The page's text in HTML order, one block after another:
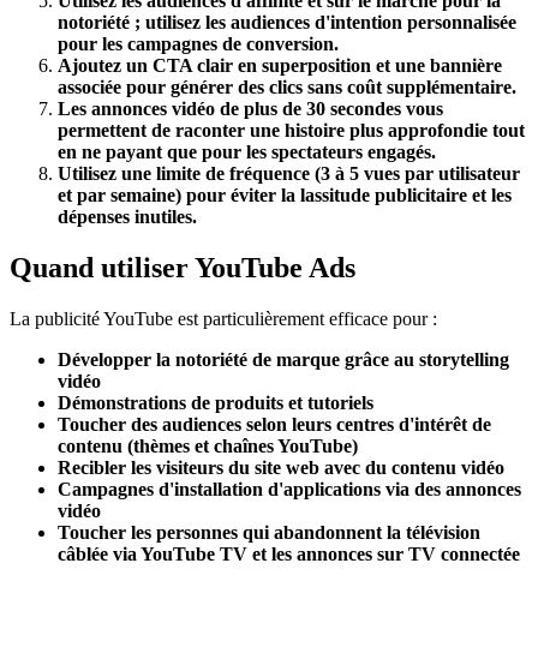
notoriété ; utilisez les audiences d'intention personnalisée
pour les campagnes de conversion.
Ajoutez un CTA clair en superposition et une bannière
associée pour générer des clics sans coût supplémentaire.
Les annonces vidéo de plus de 30 secondes vous
permettent de raconter une histoire plus approfondie tout
en ne payant que pour les spectateurs engagés.
Utilisez une limite de fréquence (3 à 5 vues par utilisateur
et par semaine) pour éviter la lassitude publicitaire et les
dépenses inutiles.
Quand utiliser YouTube Ads
La publicité YouTube est particulièrement efficace pour :
Développer la notoriété de marque grâce au storytelling
vidéo
Démonstrations de produits et tutoriels
Toucher des audiences selon leurs centres d'intérêt de
contenu (thèmes et chaînes YouTube)
Recibler les visiteurs du site web avec du contenu vidéo
Campagnes d'installation d'applications via des annonces
vidéo
Toucher les personnes qui abandonnent la télévision
câblée via YouTube TV et les annonces sur TV connectée